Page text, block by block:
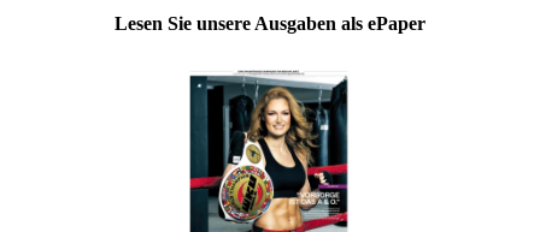
Lesen Sie unsere Ausgaben als ePaper